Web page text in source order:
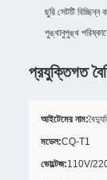
ছুরি সেটটি
পুঙ্খানুপুঙ্খ
প্রযুক্তিগত
আইটেমের নাম:
মডেল:CQ-T1
ভোল্টেজ:110V/